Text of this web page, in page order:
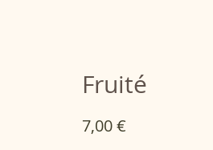
Fruité
7,00 €